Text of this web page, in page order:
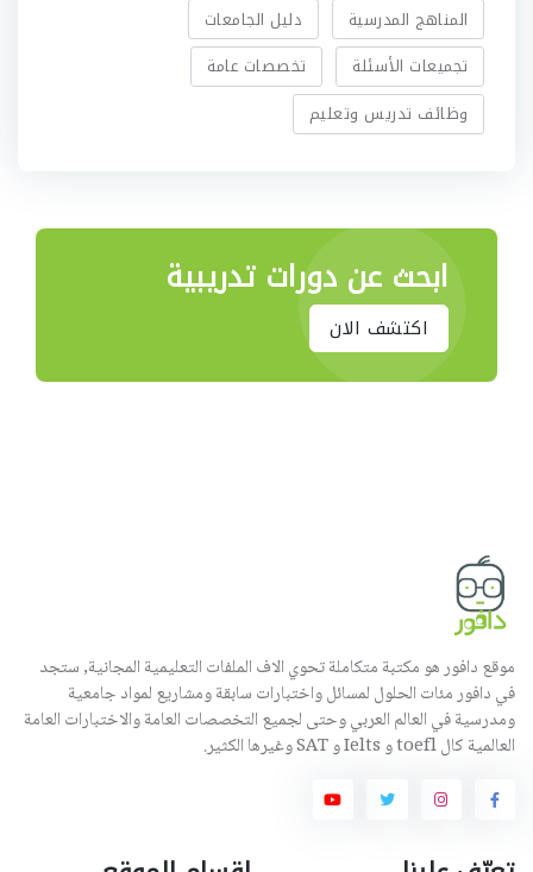
المناهج المدرسية
دليل الجامعات
تجميعات الأسئلة
تخصصات عامة
وظائف تدريس وتعليم
ابحث عن دورات تدريبية
اكتشف الان
موقع دافور هو مكتبة متكاملة تحوي الاف الملفات التعليمية المجانية, ستجد
في دافور مئات الحلول لمسائل واختبارات سابقة ومشاريع لمواد جامعية
ومدرسية في العالم العربي وحتى لجميع التخصصات العامة والاختبارات العامة
العالمية كال toefl و Ielts و SAT وغيرها الكثير.